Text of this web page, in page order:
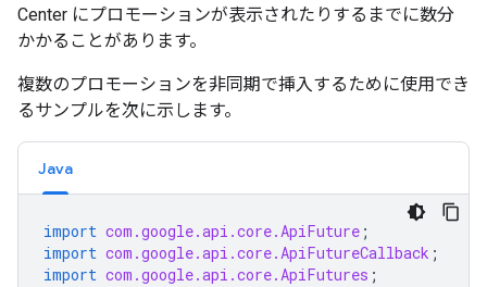
Center にプロモーションが表示されたりするまでに数分
かかることがあります。
複数のプロモーションを非同期で挿入するために使用でき
るサンプルを次に示します。
Java
import com.google.api.core.ApiFuture ;
import com.google.api.core.ApiFutureCallback ;
import com.google.api.core.ApiFutures ;